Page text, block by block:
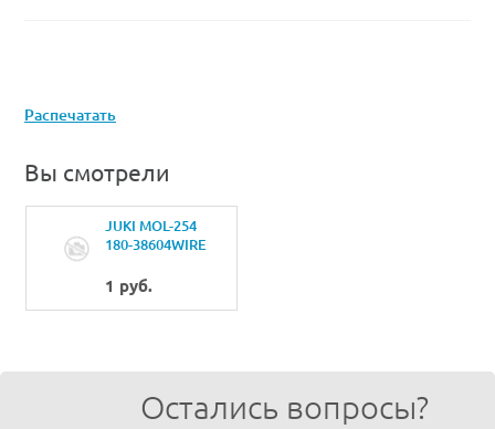
Распечатать
Вы смотрели
JUKI MOL-254
180-38604WIRE
1 руб.
Остались вопросы?